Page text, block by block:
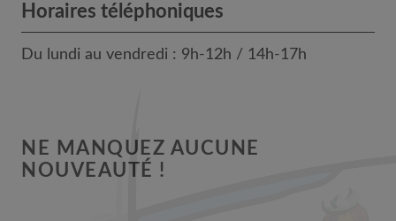
Horaires téléphoniques
Du lundi au vendredi : 9h-12h / 14h-17h
NE MANQUEZ AUCUNE
NOUVEAUTÉ !